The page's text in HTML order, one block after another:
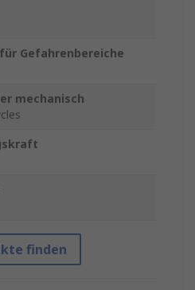
Gefahrenbereiche
mechanisch
finden